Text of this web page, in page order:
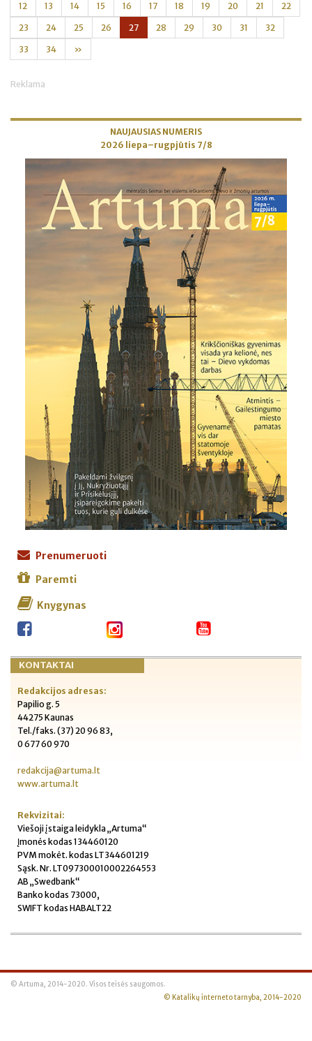
12 13 14 15 16 17 18 19 20 21 22
23 24 25 26 27 28 29 30 31 32
33 34 »
Reklama
NAUJAUSIAS NUMERIS
2026 liepa–rugpjūtis 7/8
Prenumeruoti
Paremti
Knygynas
KONTAKTAI
Redakcijos adresas:
Papilio g. 5
44275 Kaunas
Tel./faks. (37) 20 96 83,
0 677 60 970
redakcija@artuma.lt
www.artuma.lt
Rekvizitai:
Viešoji įstaiga leidykla „Artuma“
Įmonės kodas 134460120
PVM mokėt. kodas LT344601219
Sąsk. Nr. LT097300010002264553
AB „Swedbank“
Banko kodas 73000,
SWIFT kodas HABALT22
© Artuma, 2014-2020. Visos teisės saugomos.
© Katalikų interneto tarnyba, 2014-2020